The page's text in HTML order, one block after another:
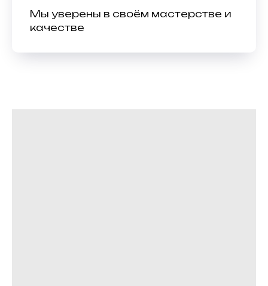
Мы уверены в своём мастерстве и
качестве